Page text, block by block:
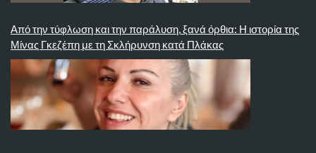
Από την τύφλωση και την παράλυση, ξανά όρθια: Η ιστορία της
Μίνας Γκεζέπη με τη Σκλήρυνση κατά Πλάκας